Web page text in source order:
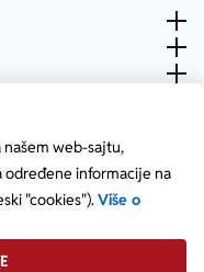
našem web-sajtu,
određene informacije na
"cookies").Više o